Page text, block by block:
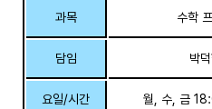
과목 수학
담임 박
요일/시간 월, 수, 금